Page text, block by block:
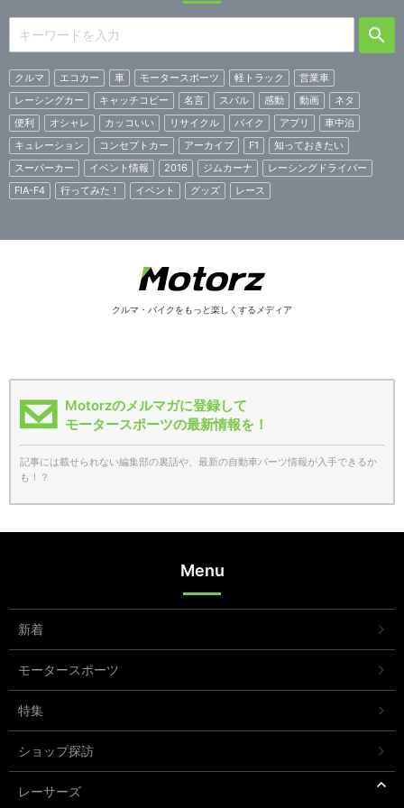
クルマ エコカー 車 モータースポーツ 軽トラック
営業車
レーシングカー
キャッチコピー 名言 スバル 感動 動画
ネタ
便利
オシャレ カッコいい リサイクル バイク アプリ
車中泊
キュレーション
コンセプトカー アーカイブ F1
知っておきたい
スーパーカー
イベント情報 2016 ジムカーナ
レーシングドライバー
FIA-F4
行ってみた！ イベント グッズ レース
クルマ・バイクをもっと楽しくするメディア
Motorzのメルマガに登録して
モータースポーツの最新情報を！
記事には載せられない編集部の裏話や、最新の自動車パーツ情報が入手できるか
も！？
Menu
新着
モータースポーツ
特集
ショップ探訪
レーサーズ